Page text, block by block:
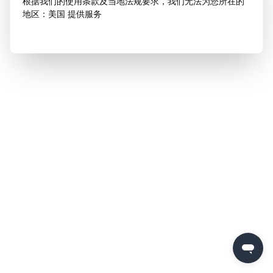
地区：美国 提供服务